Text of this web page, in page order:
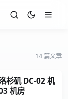
14 篇文章
杉矶 DC-02 机
机房